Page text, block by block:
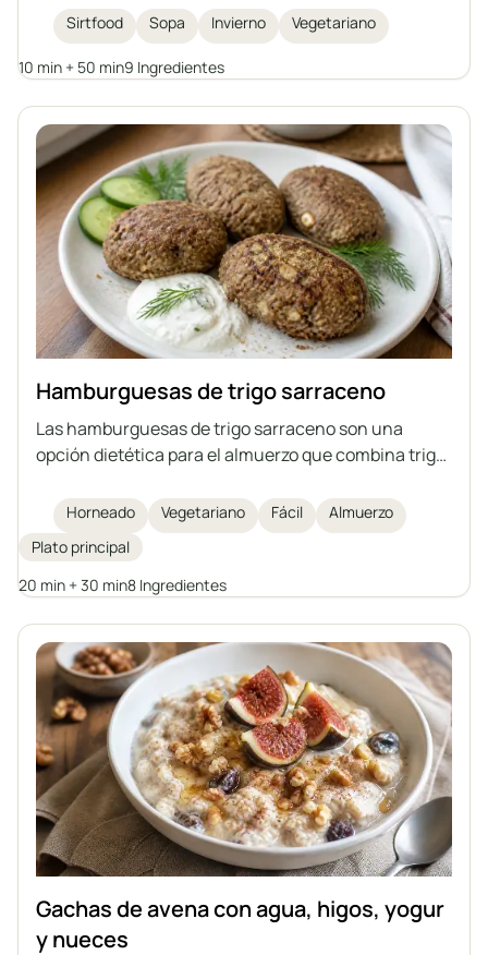
coronada con crujientes nueces, es tanto
reconfortante como deliciosa.
Sirtfood Sopa Invierno Vegetariano
10 min + 50 min9 Ingredientes
Hamburguesas de trigo sarraceno
Las hamburguesas de trigo sarraceno son una
opción dietética para el almuerzo que combina trigo
linaza molida y salvado. Se hornean en lugar de
freírse, lo que las hace más ligeras y ricas en fibra y
proteínas. Es un plato fácil y rápido de preparar, ideal
como alternativa saludable a las hamburguesas
Horneado Vegetariano Fácil
Almuerzo
Plato principal
20 min + 30 min8 Ingredientes
Gachas de avena con agua, higos, yogur
y nueces